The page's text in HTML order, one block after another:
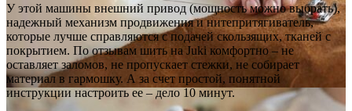
У этой машины внешний привод (мощность можно выбрать),
надежный механизм продвижения и нитепритягиватель,
которые лучше справляются с подачей скользящих, тканей с
покрытием. По отзывам шить на Juki комфортно – не
оставляет заломов, не пропускает стежки, не собирает
материал в гармошку. А за счет простой, понятной
инструкции настроить ее – дело 10 минут.